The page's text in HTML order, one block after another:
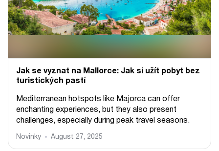
Jak se vyznat na Mallorce: Jak si užít pobyt bez
turistických pastí
Mediterranean hotspots like Majorca can offer
enchanting experiences, but they also present
challenges, especially during peak travel seasons.
Novinky August 27, 2025